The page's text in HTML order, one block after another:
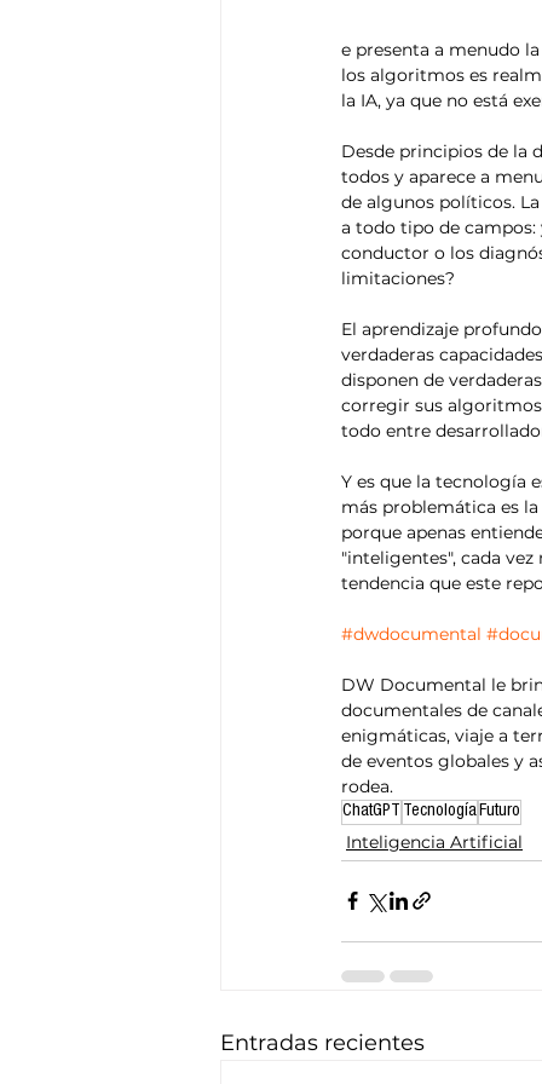
e presenta a menudo
los algoritmos es
la IA, ya que no está
Desde principios de la
todos y aparece a
de algunos políticos.
a todo tipo de campos:
conductor o los
limitaciones?
El aprendizaje
verdaderas
disponen de
corregir sus
todo entre
Y es que la tecnología
más problemática es
porque apenas
"inteligentes", cada
tendencia que este
#dwdocumental
DW Documental le
documentales de
enigmáticas, viaje a
de eventos globales y
rodea.
ChatGPT TecnologíaFuturo
Inteligencia Artificial
Entradas recientes